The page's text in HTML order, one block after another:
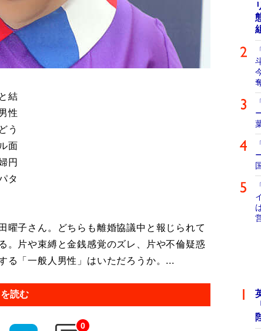
結
性
う
面
円
タ
子さん。どちらも離婚協議中と報じられて
。片や束縛と金銭感覚のズレ、片や不倫疑惑
る「一般人男性」はいただろうか。...
読む
0